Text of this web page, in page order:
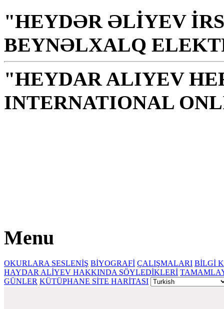
"HEYDƏR ƏLİYEV
BEYNƏLXALQ
"HEYDAR ALIYEV
INTERNATIONAL
Menu
OKURLARA SESLENİŞ BİYOGRAFİ ÇALIŞMALARI BİLGİ
HAYDAR ALİYEV HAKKINDA SÖYLEDİKLERİ
GÜNLER KÜTÜPHANE SİTE HARİTASI